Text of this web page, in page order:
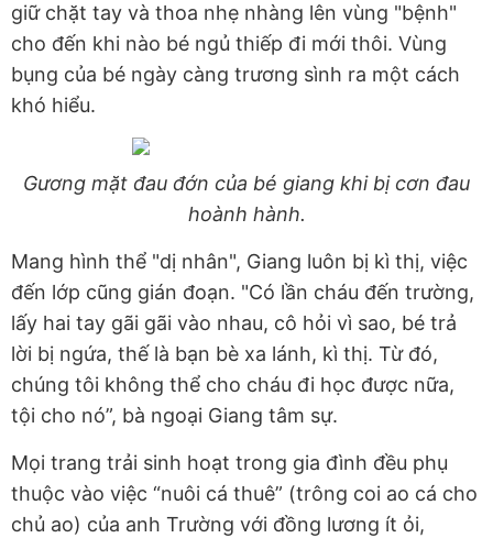
giữ chặt tay và thoa nhẹ nhàng lên vùng "bệnh"
cho đến khi nào bé ngủ thiếp đi mới thôi. Vùng
bụng của bé ngày càng trương sình ra một cách
khó hiểu.
Gương mặt đau đớn của bé giang khi bị cơn đau
hoành hành.
Mang hình thể "dị nhân", Giang luôn bị kì thị, việc
đến lớp cũng gián đoạn. "Có lần cháu đến trường,
lấy hai tay gãi gãi vào nhau, cô hỏi vì sao, bé trả
lời bị ngứa, thế là bạn bè xa lánh, kì thị. Từ đó,
chúng tôi không thể cho cháu đi học được nữa,
tội cho nó”, bà ngoại Giang tâm sự.
Mọi trang trải sinh hoạt trong gia đình đều phụ
thuộc vào việc “nuôi cá thuê” (trông coi ao cá cho
chủ ao) của anh Trường với đồng lương ít ỏi,